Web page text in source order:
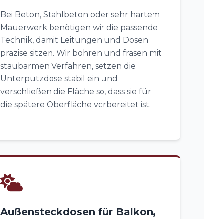
Bei Beton, Stahlbeton oder sehr hartem
Mauerwerk benötigen wir die passende
Technik, damit Leitungen und Dosen
präzise sitzen. Wir bohren und fräsen mit
staubarmen Verfahren, setzen die
Unterputzdose stabil ein und
verschließen die Fläche so, dass sie für
die spätere Oberfläche vorbereitet ist.
Außensteckdosen für Balkon,